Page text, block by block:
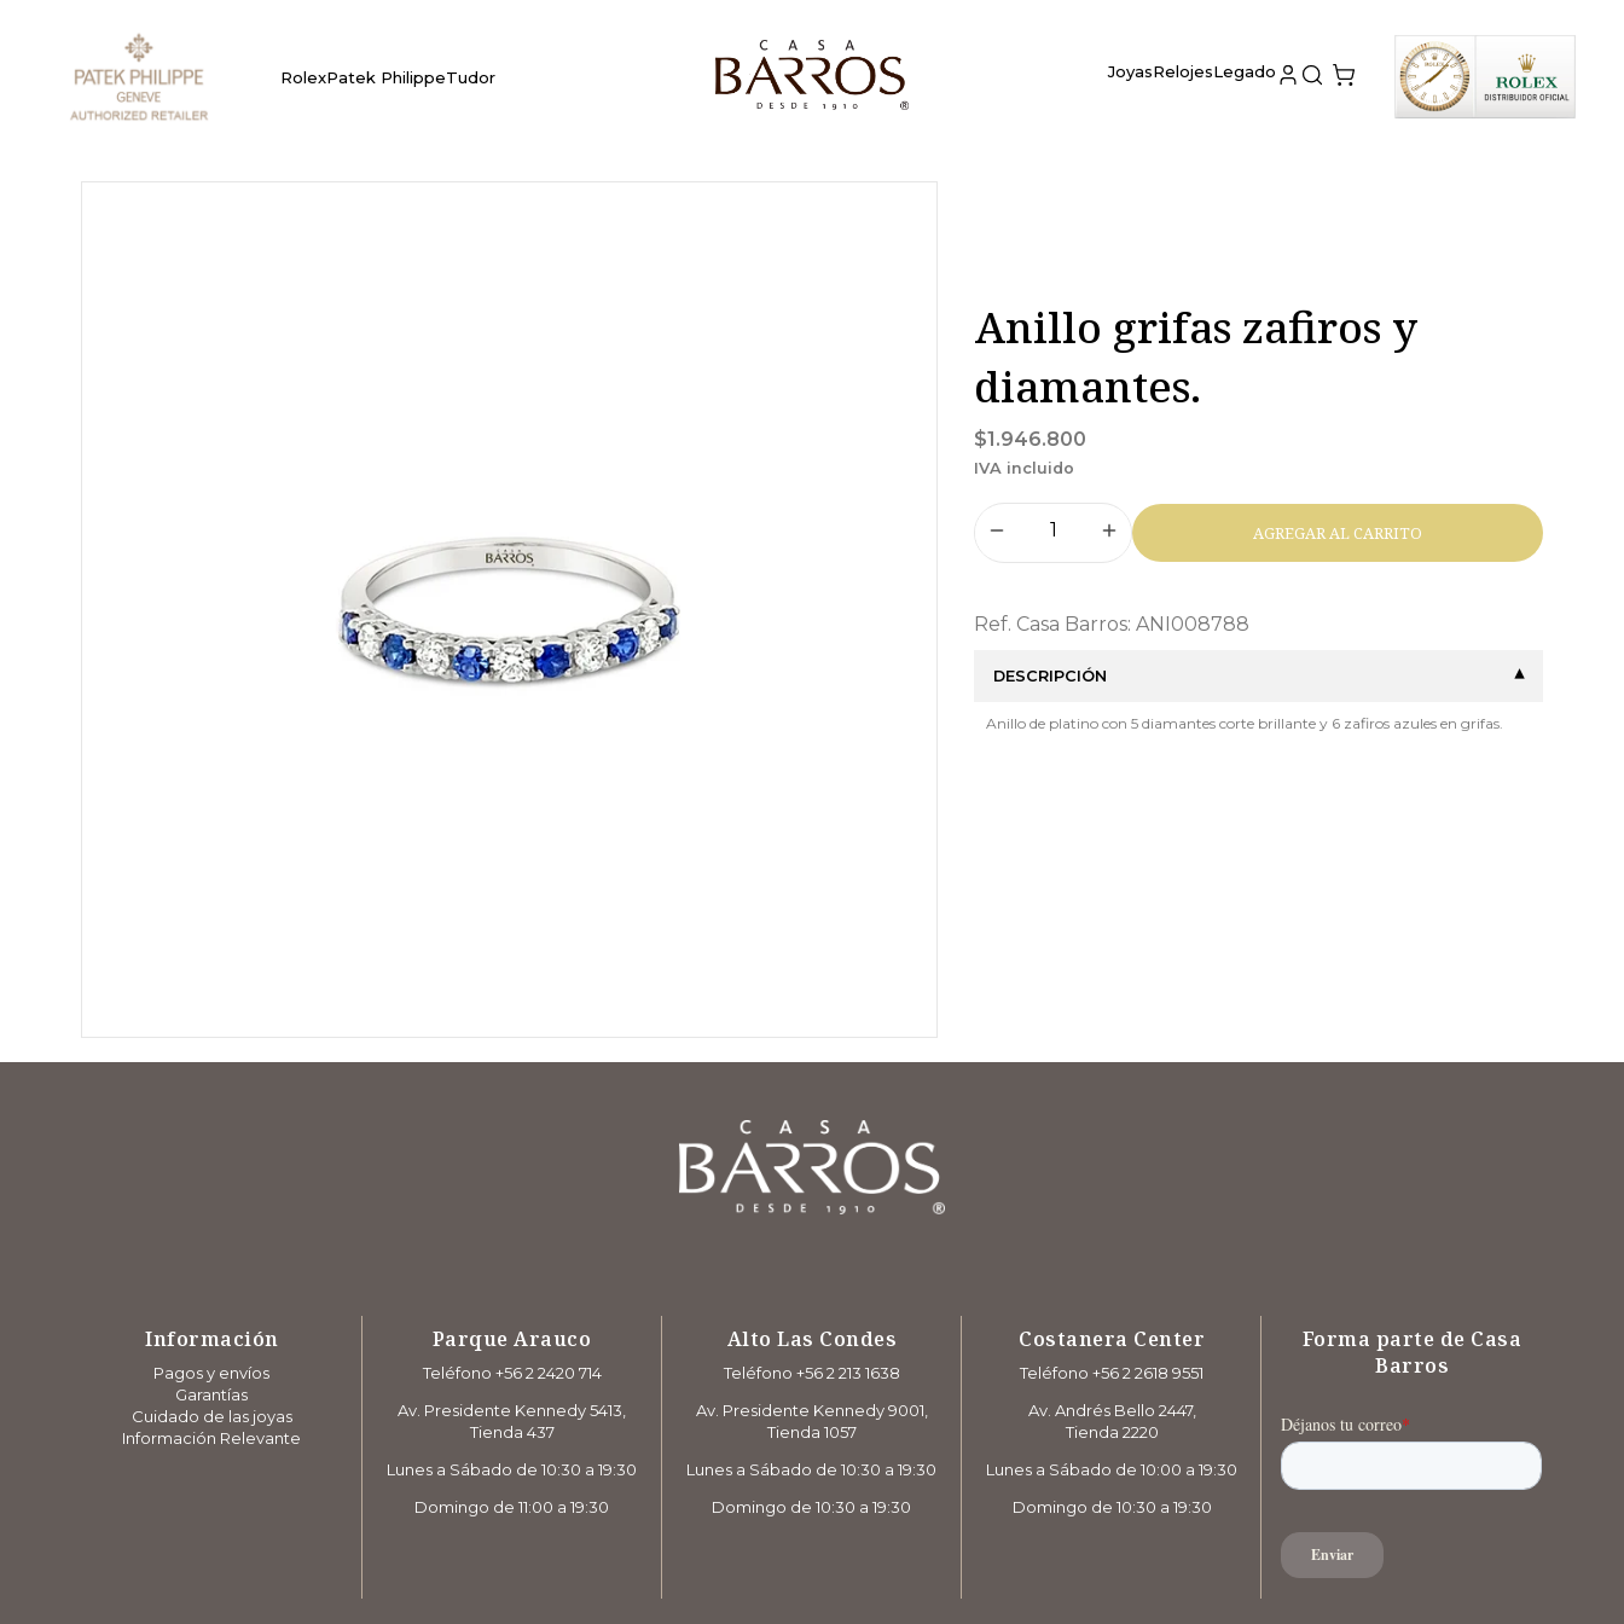
RolexPatek PhilippeTudor JoyasRelojesLegado
Anillo grifas zafiros y
diamantes.
$1.946.800
IVA incluido
AGREGAR AL CARRITO
Ref. Casa Barros: ANI008788
DESCRIPCIÓN
Anillo de platino con 5 diamantes corte brillante y 6 zafiros azules en grifas.
Información
Pagos y envíos
Garantías
Cuidado de las joyas
Información Relevante
Parque Arauco
Teléfono +56 2 2420 714
Av. Presidente Kennedy 5413,
Tienda 437
Lunes a Sábado de 10:30 a 19:30
Domingo de 11:00 a 19:30
Alto Las Condes
Teléfono +56 2 213 1638
Av. Presidente Kennedy 9001,
Tienda 1057
Lunes a Sábado de 10:30 a 19:30
Domingo de 10:30 a 19:30
Costanera Center
Teléfono +56 2 2618 9551
Av. Andrés Bello 2447,
Tienda 2220
Lunes a Sábado de 10:00 a 19:30
Domingo de 10:30 a 19:30
Forma parte de Casa
Barros